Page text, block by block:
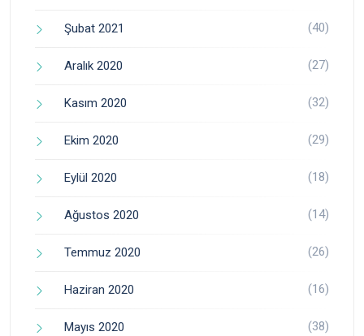
Şubat 2021 (40)
Aralık 2020 (27)
Kasım 2020 (32)
Ekim 2020 (29)
Eylül 2020 (18)
Ağustos 2020 (14)
Temmuz 2020 (26)
Haziran 2020 (16)
Mayıs 2020 (38)